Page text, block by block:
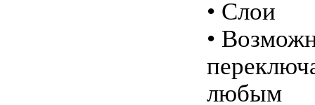
• Слои
•
любым